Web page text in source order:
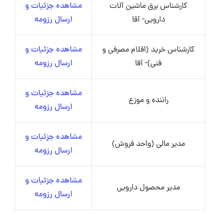
کارشناس برق ماشین آلات
دارویی- آقا
مشاهده جزئیات و
ارسال رزومه
کارشناس خرید (اقلام مصرفی و
فنی)- آقا
مشاهده جزئیات و
ارسال رزومه
راننده و موزع
مشاهده جزئیات و
ارسال رزومه
مدیر مالی (واحد فروش)
مشاهده جزئیات و
ارسال رزومه
مدیر محصول دارویی
مشاهده جزئیات و
ارسال رزومه